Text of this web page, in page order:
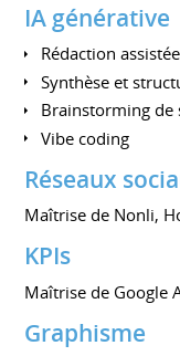
IA générative
Rédaction
Synthèse et
Brainstorming de
Vibe coding
Réseaux
Maîtrise de Nonli,
KPIs
Maîtrise de Google
Graphisme